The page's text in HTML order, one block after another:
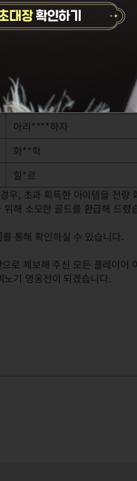
드래***브
치*
si***y
진*미
아리****하자
화**학
힐*르
, 초과 획득한 아이템을 전량
해 소모한 골드를 환급해 드렸
를 통해 확인하실 수 있습니다.
로 제보해 주신 모든 플레이어
기 영웅전이 되겠습니다.